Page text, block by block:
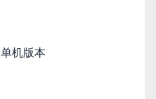
双影奇境/Split Fiction 单机版本